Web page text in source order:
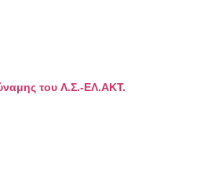
του Λ.Σ.-ΕΛ.ΑΚΤ.